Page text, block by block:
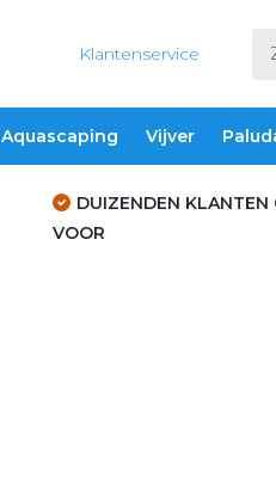
Klantenservice
Aquascaping Vijver
DUIZENDEN KLANTEN
VOOR